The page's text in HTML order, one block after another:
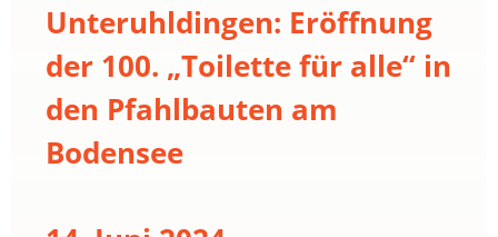
Unteruhldingen: Eröffnung
der 100. „Toilette für alle“ in
den Pfahlbauten am
Bodensee